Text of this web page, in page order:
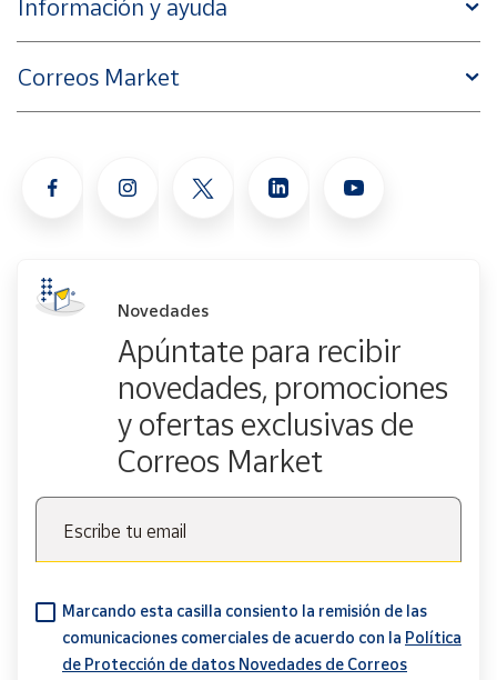
Información y ayuda
Correos Market
Novedades
Apúntate para recibir
novedades, promociones
y ofertas exclusivas de
Correos Market
Escribe tu email
Marcando esta casilla consiento la remisión de las
comunicaciones comerciales de acuerdo con la Política
de Protección de datos Novedades de Correos